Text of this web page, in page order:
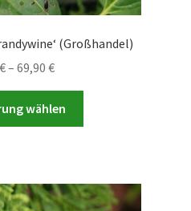
(Großhandel)
€– 69,90 €Preisspanne:
49,90 €
bis
69,90 €
wählen
Varianten
auf.